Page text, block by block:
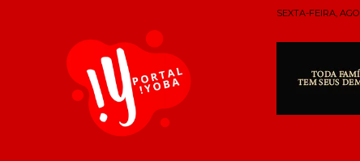
SEXTA-FEIRA,